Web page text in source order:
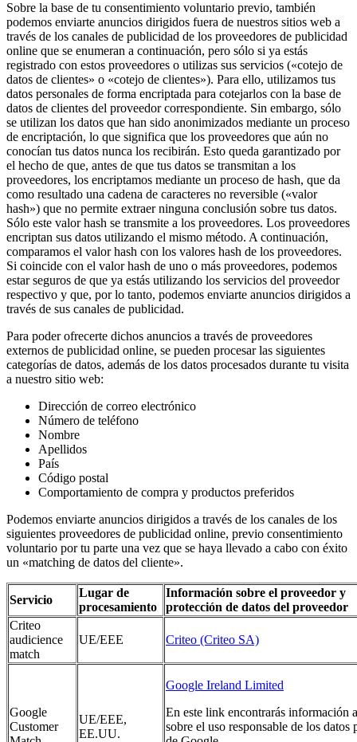
Sobre la base de tu consentimiento voluntario previo, también
podemos enviarte anuncios dirigidos fuera de nuestros sitios web a
través de los canales de publicidad de los proveedores de publicidad
online que se enumeran a continuación, pero sólo si ya estás
registrado con estos proveedores o utilizas sus servicios («cotejo de
datos de clientes» o «cotejo de clientes»). Para ello, utilizamos tus
datos personales de forma encriptada para cotejarlos con la base de
datos de clientes del proveedor correspondiente. Sin embargo, sólo
se utilizan los datos que han sido anonimizados mediante un proceso
de encriptación, lo que significa que los proveedores que aún no
conocían tus datos nunca los recibirán. Esto queda garantizado por
el hecho de que, antes de que tus datos se transmitan a los
proveedores, los encriptamos mediante un proceso de hash, que da
como resultado una cadena de caracteres no reversible («valor
hash») que no permite extraer ninguna conclusión sobre tus datos.
Sólo este valor hash se transmite a los proveedores. Los proveedores
encriptan sus datos utilizando el mismo método. A continuación,
comparamos el valor hash con los valores hash de los proveedores.
Si coincide con el valor hash de uno o más proveedores, podemos
estar seguros de que ya estás utilizando los servicios del proveedor
respectivo y que, por lo tanto, podemos enviarte anuncios dirigidos a
través de sus canales de publicidad.
Para poder ofrecerte dichos anuncios a través de proveedores
externos de publicidad online, se pueden procesar las siguientes
categorías de datos, además de los datos procesados durante tu visita
a nuestro sitio web:
Dirección de correo electrónico
Número de teléfono
Nombre
Apellidos
País
Código postal
Comportamiento de compra y productos preferidos
Podemos enviarte anuncios dirigidos a través de los canales de los
siguientes proveedores de publicidad online, previo consentimiento
voluntario por tu parte una vez que se haya llevado a cabo con éxito
un «matching de datos del cliente».
Servicio
Lugar de
procesamiento
Información sobre el proveedor y
protección de datos del proveedor
Criteo
audicience
match
UE/EEE Criteo (Criteo SA)
Google
Customer
UE/EEE,
EE.UU.
Google Ireland Limited
En este link encontrarás información
sobre el uso responsable de los datos